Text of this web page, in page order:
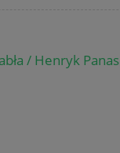
/ Henryk Panas